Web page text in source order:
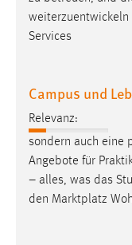
weiterzuentwickeln
Services
Campus und
Relevanz:
sondern auch eine
Angebote für
– alles, was das
den Marktplatz